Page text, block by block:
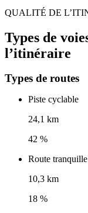
QUALITÉ DE
Types de
l’itinéraire
Types de routes
Piste cyclable
24,1 km
42 %
Route tranquille
10,3 km
18 %